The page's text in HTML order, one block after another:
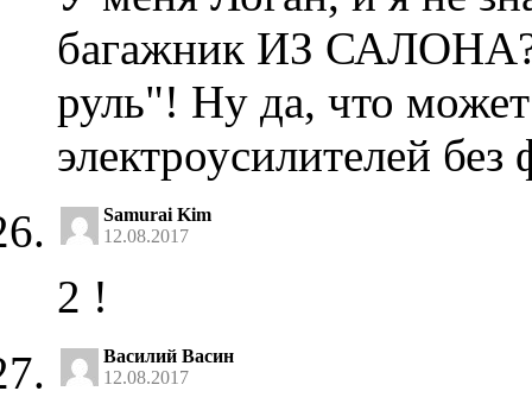
багажник ИЗ
руль"! Ну да, что
электроусилителей без
Samurai Kim
12.08.2017
2 !
Василий Васин
12.08.2017